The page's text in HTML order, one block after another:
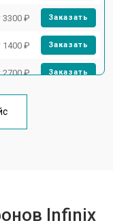
3300 ₽ Заказать
1400 ₽ Заказать
2700 ₽ Заказать
3200 ₽
Infinix